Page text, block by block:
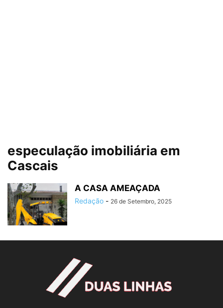
especulação imobiliária em
Cascais
A CASA AMEAÇADA
Redação - 26 de Setembro, 2025